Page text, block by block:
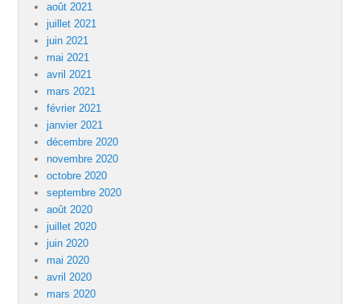
août 2021
juillet 2021
juin 2021
mai 2021
avril 2021
mars 2021
février 2021
janvier 2021
décembre 2020
novembre 2020
octobre 2020
septembre 2020
août 2020
juillet 2020
juin 2020
mai 2020
avril 2020
mars 2020